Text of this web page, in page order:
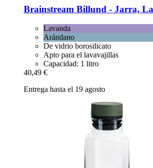
Brainstream Billund -​ Jarra,
Lavanda
Arándano
De vidrio borosilicato
Apto para el lavavajillas
Capacidad: 1 litro
40,49 €
Entrega hasta el 19 agosto